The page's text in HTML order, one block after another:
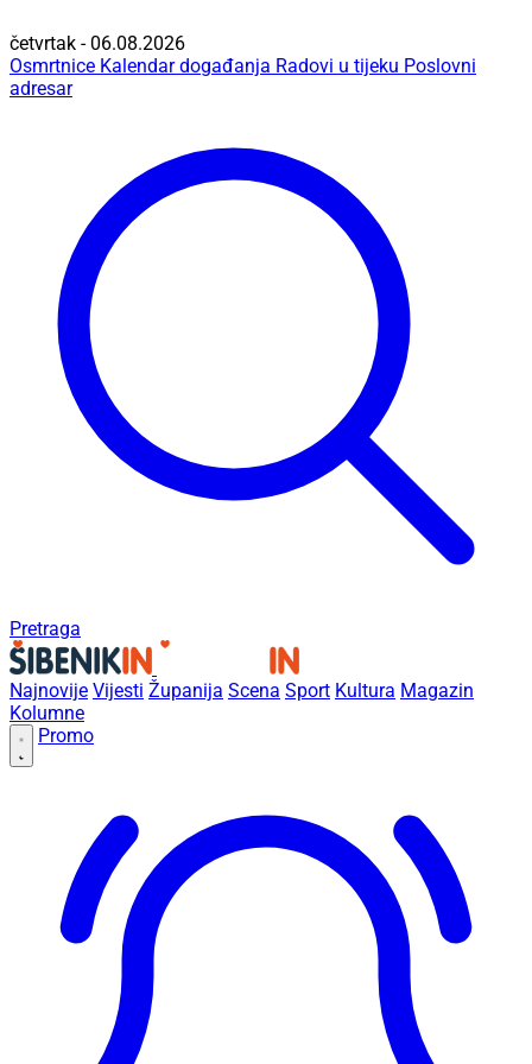
četvrtak - 06.08.2026
Osmrtnice Kalendar događanja Radovi u tijeku Poslovni
adresar
Pretraga
Najnovije Vijesti Županija Scena Sport Kultura Magazin
Kolumne
Promo